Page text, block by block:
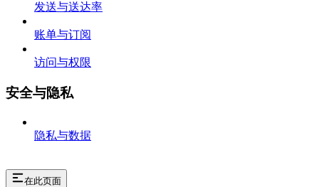
发送与送达率
账单与订阅
访问与权限
安全与隐私
隐私与数据
在此页面